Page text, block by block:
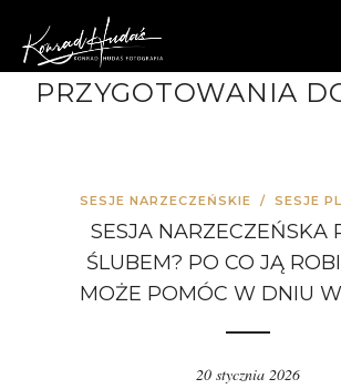
PRZYGOTOWANIA
SESJE NARZECZEŃSKIE / SESJE
SESJA NARZECZEŃSKA
ŚLUBEM? PO CO JĄ
MOŻE POMÓC W DNIU
20 stycznia 2026